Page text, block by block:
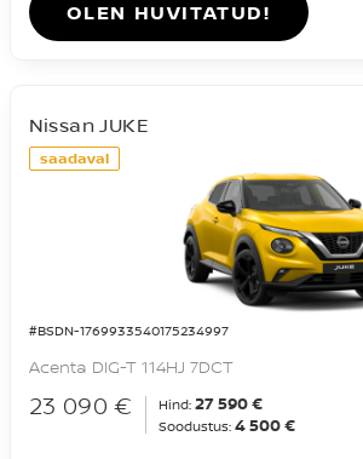
OLEN HUVITATUD!
saadaval
#BSDN-1769933540175234997
Nissan JUKE
Acenta DIG-T 114HJ 7DCT
23 090 € Hind: 27 590 €
Soodustus: 4 500 €